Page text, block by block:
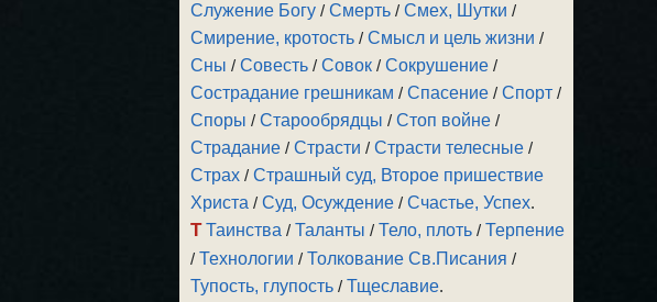
Служение Богу /Смерть /Смех, Шутки /
Смирение, кротость /Смысл и цель жизни /
Сны /Совесть /Совок /Сокрушение /
Сострадание грешникам /Спасение /Спорт /
Споры /Старообрядцы /Стоп войне /
Страдание /Страсти /Страсти телесные /
Страх /Страшный суд, Второе пришествие
Христа /Суд, Осуждение /Счастье, Успех.
Т Таинства /Таланты /Тело, плоть /Терпение
/Технологии /Толкование Св.Писания /
Тупость, глупость /Тщеславие.